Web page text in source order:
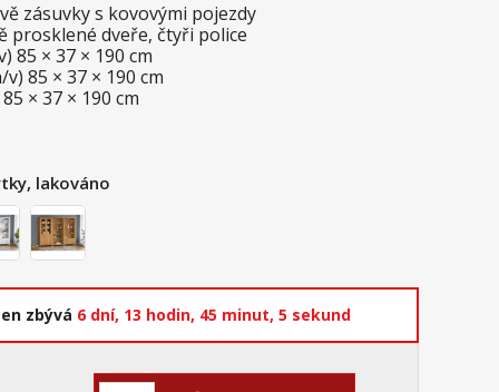
zásuvky s kovovými pojezdy
prosklené dveře, čtyři police
85 × 37 × 190 cm
85 × 37 × 190 cm
× 37 × 190 cm
lakováno
zbývá 6 dní, 13 hodin, 45 minut, 3 sekundy